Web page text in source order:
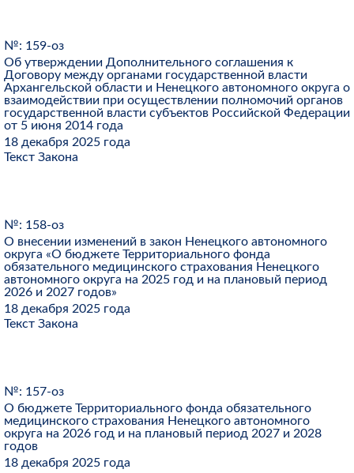
№: 159-оз
Об утверждении Дополнительного соглашения к
Договору между органами государственной власти
Архангельской области и Ненецкого автономного округа о
взаимодействии при осуществлении полномочий органов
государственной власти субъектов Российской Федерации
от 5 июня 2014 года
18 декабря 2025 года
Текст Закона
№: 158-оз
О внесении изменений в закон Ненецкого автономного
округа «О бюджете Территориального фонда
обязательного медицинского страхования Ненецкого
автономного округа на 2025 год и на плановый период
2026 и 2027 годов»
18 декабря 2025 года
Текст Закона
№: 157-оз
О бюджете Территориального фонда обязательного
медицинского страхования Ненецкого автономного
округа на 2026 год и на плановый период 2027 и 2028
годов
18 декабря 2025 года